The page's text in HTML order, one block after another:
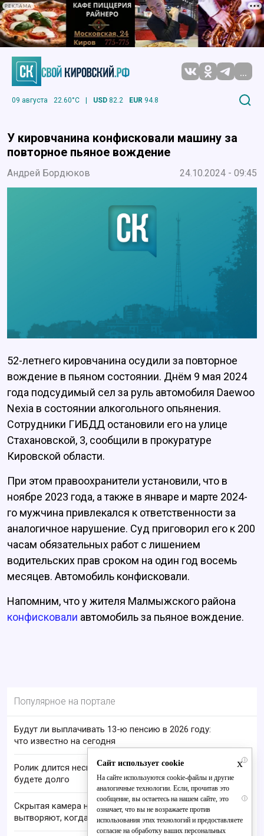
РЕКЛАМА
...
09 августа 22.60°C | USD 82.2 EUR 94.8
У кировчанина конфисковали машину за
повторное пьяное вождение
Андрей Бордюков 24.10.2024 - 09:45
52-летнего кировчанина осудили за повторное
вождение в пьяном состоянии. Днём 9 мая 2024
года подсудимый сел за руль автомобиля Daewoo
Nexia в состоянии алкогольного опьянения.
Сотрудники ГИБДД остановили его на улице
Стахановской, 3, сообщили в прокуратуре
Кировской области.
При этом правоохранители установили, что в
ноябре 2023 года, а также в январе и марте 2024-
го мужчина привлекался к ответственности за
аналогичное нарушение. Суд приговорил его к 200
часам обязательных работ с лишением
водительских прав сроком на один год восемь
месяцев. Автомобиль конфисковали.
Напомним, что у жителя Малмыжского района
конфисковали автомобиль за пьяное вождение.
Популярное на портале
Будут ли выплачивать 13-ю пенсию в 2026 году:
что известно на сегодня
i
Ролик длится несколько секунд, а смеяться вы
будете долго
i
Скрытая камера на пляже Крыма: Что люди
вытворяют, когда их не видят...
x
Сайт использует cookie
На сайте используются cookie-файлы и другие
аналогичные технологии. Если, прочитав это
сообщение, вы остаетесь на нашем сайте, это
означает, что вы не возражаете против
использования этих технологий и предоставляете
согласие на обработку ваших персональных